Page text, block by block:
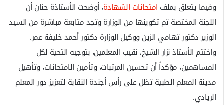
وفيما يتعلق بملف امتحانات الشهادة، أوضحت الأستاذة حنان أن
اللجنة المختصة تم تكوينها من الوزارة وتجد متابعة مباشرة من السيد
الوزير دكتور تهامي الزين ووكيل الوزارة دكتور أحمد خليفة عمر.
واختتم الأستاذ نزار الشيخ، نقيب المعلمين، بتوجيه التحية لكل
المساهمين، مؤكداً أن تحسين المرتبات، وتأمين الامتحانات، وتأهيل
مدينة المعلم الطبية تظل على رأس أجندة النقابة لتعزيز دور المعلم
الريادي.